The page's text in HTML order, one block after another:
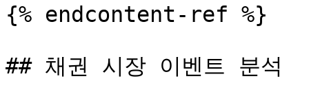
{% endcontent-ref %}
## 채권 시장 이벤트 분석